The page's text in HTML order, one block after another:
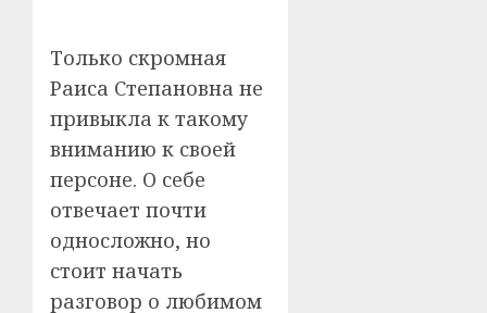
Только скромная
Раиса Степановна не
привыкла к такому
вниманию к своей
персоне. О себе
отвечает почти
односложно, но
стоит начать
разговор о любимом